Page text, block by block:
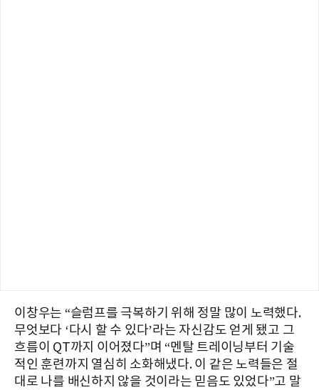
이창우는 “슬럼프를 극복하기 위해 정말 많이 노력했다.
무엇보다 ‘다시 할 수 있다’라는 자신감도 얻게 됐고 그
흐름이 QT까지 이어졌다”며 “멘탈 트레이닝부터 기술
적인 훈련까지 열심히 소화해냈다.이 같은 노력들은 절
대로 나를 배신하지 않을 것이라는 믿음도 있었다”고 말